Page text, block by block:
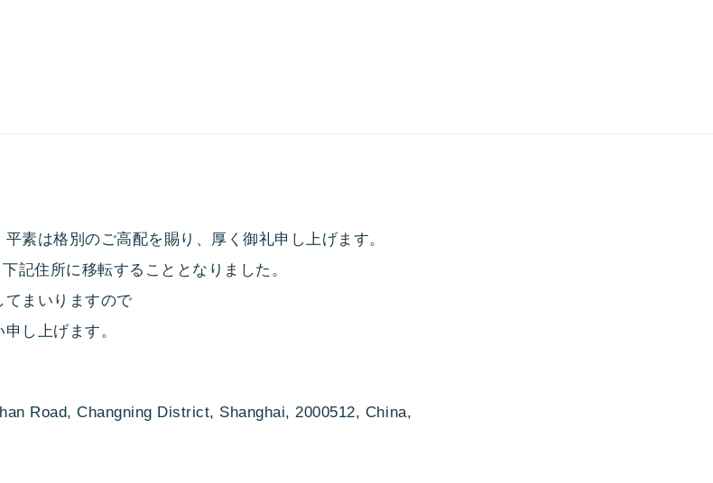
素は格別のご高配を賜り、厚く御礼申し上げます。
記住所に移転することとなりました。
てまいりますので
し上げます。
Road, Changning District, Shanghai, 2000512, China,